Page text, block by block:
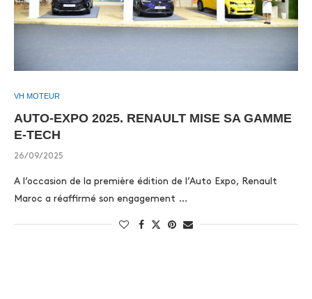
VH MOTEUR
AUTO-EXPO 2025. RENAULT MISE SA GAMME
E-TECH
26/09/2025
A l’occasion de la première édition de l’Auto Expo, Renault
Maroc a réaffirmé son engagement …